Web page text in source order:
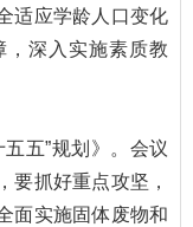
适应学龄人口变化
，深入实施素质教
五”规划》。会议
要抓好重点攻坚，
面实施固体废物和